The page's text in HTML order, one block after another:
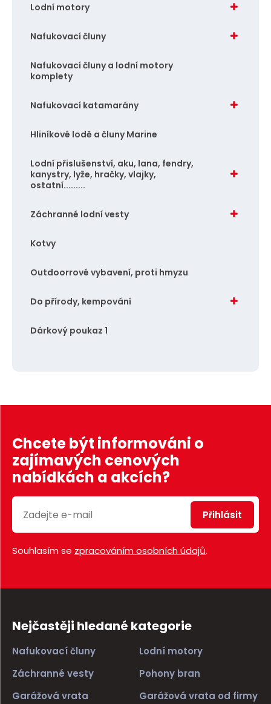
Lodní motory
Nafukovací čluny
Nafukovací čluny a lodní motory
komplety
Nafukovací katamarány
Hliníkové lodě a čluny Marine
Lodní přislušenství, aku, lana, fendry,
kanystry, lyže, hračky, vlajky,
ostatní.........
Záchranné lodní vesty
Kotvy
Outdoorrové vybavení, proti hmyzu
Do přírody, kempování
Dárkový poukaz 1
Chcete být informováni o
zajímavých cenových
nabídkách a akcích?
Přihlásit
Souhlasím se zpracováním osobních údajů.
Nejčastěji hledané kategorie
Nafukovací čluny
Lodní motory
Záchranné vesty
Pohony bran
Garážová vrata
Garážová vrata od firmy